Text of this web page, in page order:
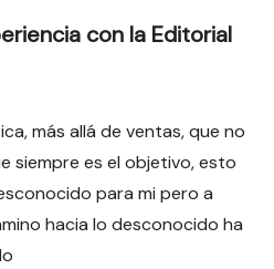
con la Editorial
más allá de ventas, que no
siempre es el objetivo, esto
para mi pero a
hacia lo desconocido ha